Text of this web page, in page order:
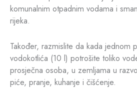
komunalnim otpadnim vodama i
rijeka.
Također, razmislite da kada jednom
vodokotlića (10 l) potrošite toliko
prosječna osoba, u zemljama u
piće, pranje, kuhanje i čišćenje.